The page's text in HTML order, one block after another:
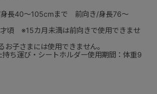
身長40～105cmまで 前向き/身長76～
頃 ※15カ月未満は前向きで使用できませ
子さまには使用できません。
ち運び・シートホルダー使用期間：体重9